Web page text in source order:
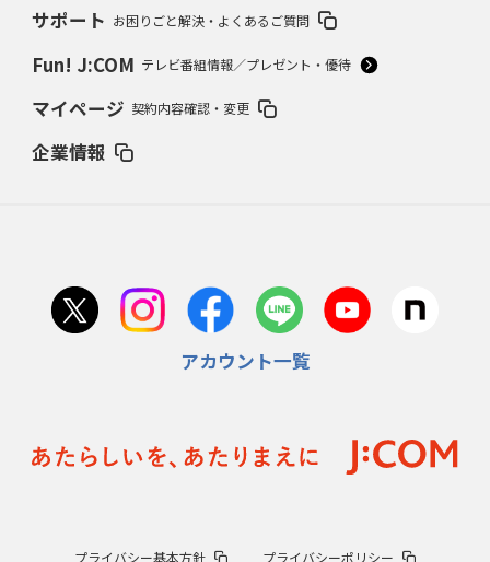
サポート お困りごと解決・よくあるご質問
Fun! J:COM テレビ番組情報／プレゼント・優待
マイページ 契約内容確認・変更
企業情報
アカウント一覧
プライバシー基本方針 プライバシーポリシー